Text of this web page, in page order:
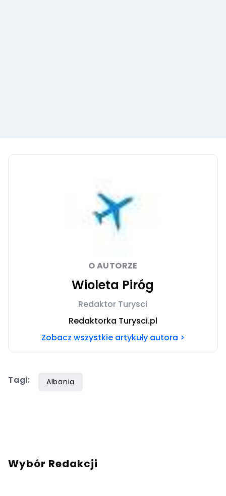
O AUTORZE
Wioleta Piróg
Redaktor Turysci
Redaktorka Turysci.pl
Zobacz wszystkie artykuły autora >
Tagi: Albania
Wybór Redakcji